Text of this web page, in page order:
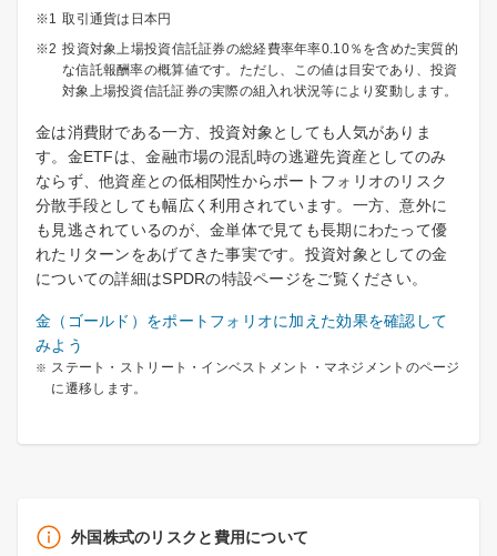
取引通貨は日本円
投資対象上場投資信託証券の総経費率年率0.10％を含めた実質的
な信託報酬率の概算値です。ただし、この値は目安であり、投資
対象上場投資信託証券の実際の組入れ状況等により変動します。
金は消費財である一方、投資対象としても人気がありま
す。金ETFは、金融市場の混乱時の逃避先資産としてのみ
ならず、他資産との低相関性からポートフォリオのリスク
分散手段としても幅広く利用されています。一方、意外に
も見逃されているのが、金単体で見ても長期にわたって優
れたリターンをあげてきた事実です。投資対象としての金
についての詳細はSPDRの特設ページをご覧ください。
金（ゴールド）をポートフォリオに加えた効果を確認して
みよう
ステート・ストリート・インベストメント・マネジメントのページ
に遷移します。
外国株式のリスクと費用について